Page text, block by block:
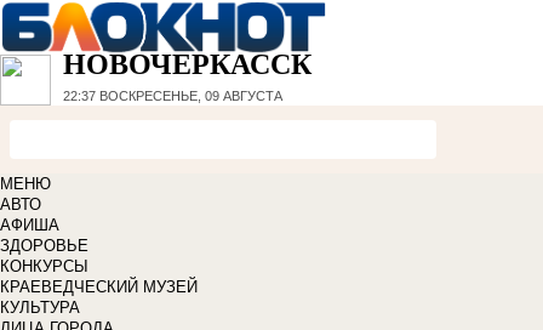
НОВОЧЕРКАССК
22:37 ВОСКРЕСЕНЬЕ, 09 АВГУСТА
МЕНЮ
АВТО
АФИША
ЗДОРОВЬЕ
КОНКУРСЫ
КРАЕВЕДЧЕСКИЙ МУЗЕЙ
КУЛЬТУРА